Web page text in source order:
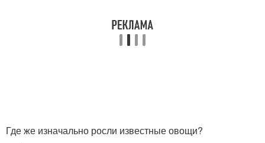
Где же изначально росли известные овощи?